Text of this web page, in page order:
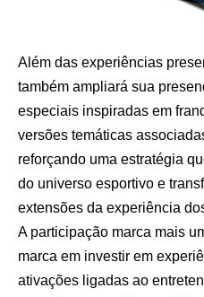
Além das experiências
também ampliará sua
especiais inspiradas em
versões temáticas
reforçando uma estratégia
do universo esportivo e
extensões da experiência
A participação marca mais
marca em investir em
ativações ligadas ao